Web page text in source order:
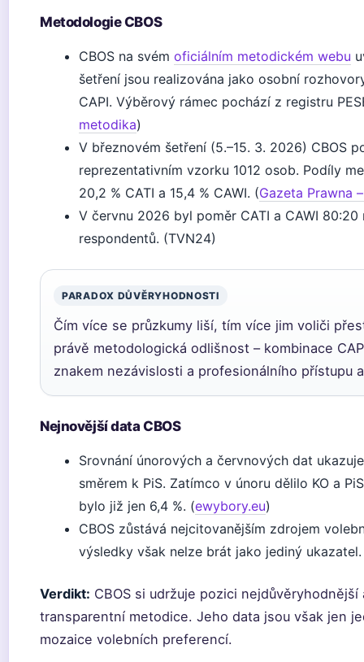
Metodologie CBOS
CBOS na svém oficiálním metodickém webu
šetření jsou realizována jako osobní
CAPI. Výběrový rámec pochází z registru
metodika)
V březnovém šetření (5.–15. 3. 2026) CBOS
reprezentativním vzorku 1012 osob. Podíly
20,2 % CATI a 15,4 % CAWI. (Gazeta Prawna
V červnu 2026 byl poměr CATI a CAWI 80:20
respondentů. (TVN24)
PARADOX DŮVĚRYHODNOSTI
Čím více se průzkumy liší, tím více jim voliči
právě metodologická odlišnost – kombinace
znakem nezávislosti a profesionálního přístupu
Nejnovější data CBOS
Srovnání únorových a červnových dat
směrem k PiS. Zatímco v únoru dělilo KO a
bylo již jen 6,4 %. (ewybory.eu)
CBOS zůstává nejcitovanějším zdrojem
výsledky však nelze brát jako jediný ukazatel.
Verdikt: CBOS si udržuje pozici
transparentní metodice. Jeho data jsou však jen
mozaice volebních preferencí.